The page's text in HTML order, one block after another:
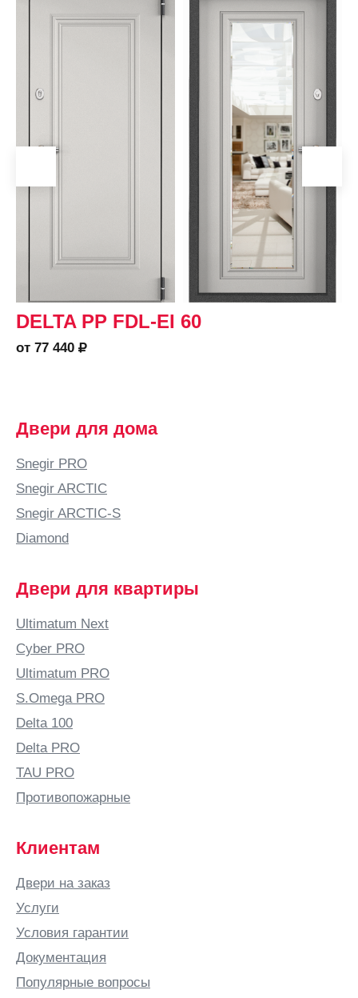
DELTA PP FDL-EI 60
от 77 440
Двери для дома
Snegir PRO
Snegir ARCTIC
Snegir ARCTIC-S
Diamond
Двери для квартиры
Ultimatum Next
Cyber PRO
Ultimatum PRO
S.Omega PRO
Delta 100
Delta PRO
TAU PRO
Противопожарные
Клиентам
Двери на заказ
Услуги
Условия гарантии
Документация
Популярные вопросы